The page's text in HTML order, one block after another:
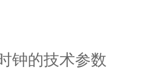
钟的技术参数